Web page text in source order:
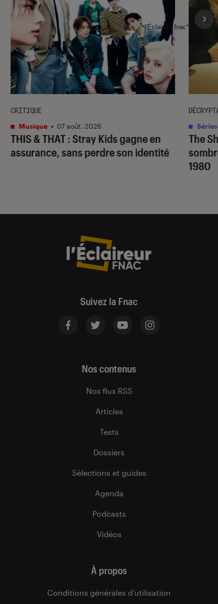
THIS & THAT: Stray Kids gagne en
assurance, sans perdre son identité
CRITIQUE
Musique • 07 août. 2026
The
1980
Séries
l'Éclaireur fnac">
Suivez la Fnac
Nos contenus
Nos flux RSS
Articles
Tests
Dossiers
Sélections et guides
Agenda
Podcasts
Vidéos
À propos
Conditions générales d’utilisation